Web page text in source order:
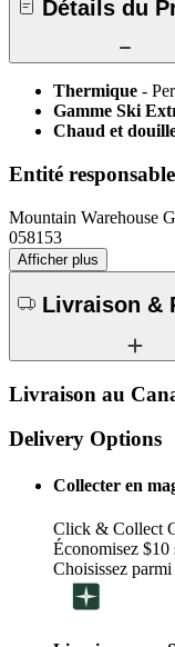
Détails du
Thermique -
Gamme Ski
Chaud et
Entité responsable
Mountain Warehouse
058153
Afficher plus
Livraison &
Livraison au
Delivery Options
Collecter en
Click & Collect
Économisez $10
Choisissez